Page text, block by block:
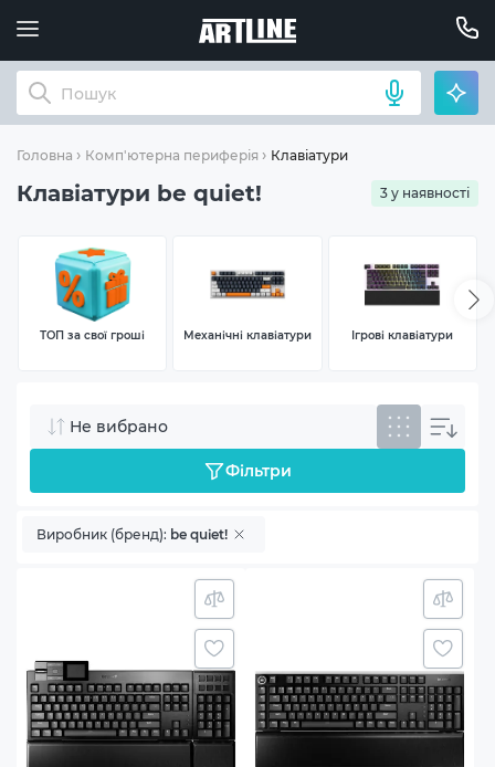
Головна Комп'ютерна периферія Клавіатури
Клавіатури be quiet! 3 у наявності
ТОП за свої гроші Механічні клавіатури Ігрові клавіатури
Не вибрано
Фільтри
Виробник (бренд): be quiet!